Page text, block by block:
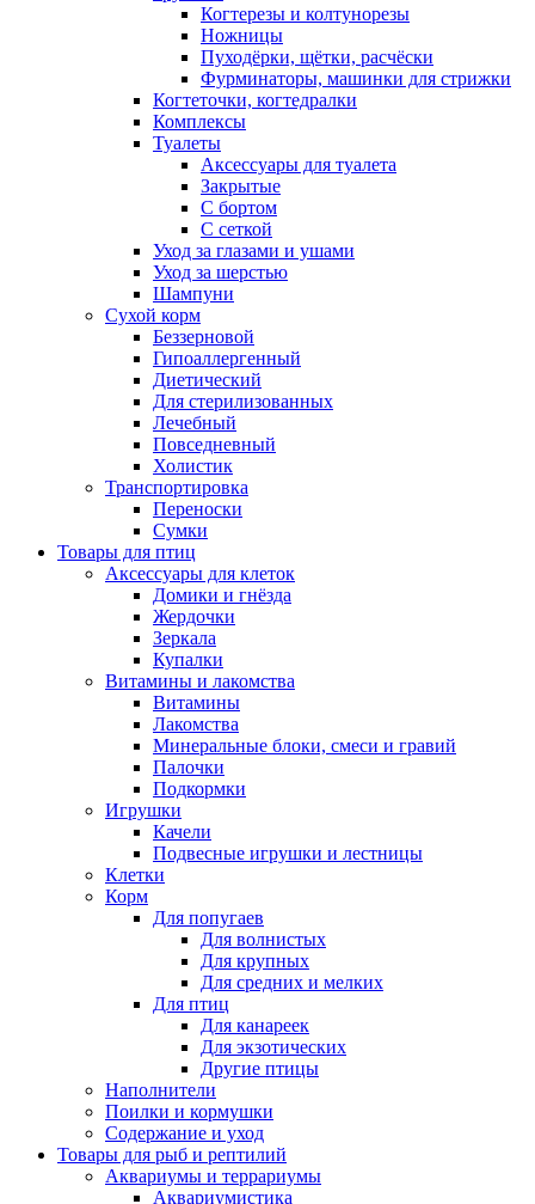
Когтерезы и колтунорезы
Ножницы
Пуходёрки, щётки, расчёски
Фурминаторы, машинки для стрижки
Когтеточки, когтедралки
Комплексы
Туалеты
Аксессуары для туалета
Закрытые
С бортом
С сеткой
Уход за глазами и ушами
Уход за шерстью
Шампуни
Сухой корм
Беззерновой
Гипоаллергенный
Диетический
Для стерилизованных
Лечебный
Повседневный
Холистик
Транспортировка
Переноски
Сумки
Товары для птиц
Аксессуары для клеток
Домики и гнёзда
Жердочки
Зеркала
Купалки
Витамины и лакомства
Витамины
Лакомства
Минеральные блоки, смеси и гравий
Палочки
Подкормки
Игрушки
Качели
Подвесные игрушки и лестницы
Клетки
Корм
Для попугаев
Для волнистых
Для крупных
Для средних и мелких
Для птиц
Для канареек
Для экзотических
Другие птицы
Наполнители
Поилки и кормушки
Содержание и уход
Товары для рыб и рептилий
Аквариумы и террариумы
Аквариумистика